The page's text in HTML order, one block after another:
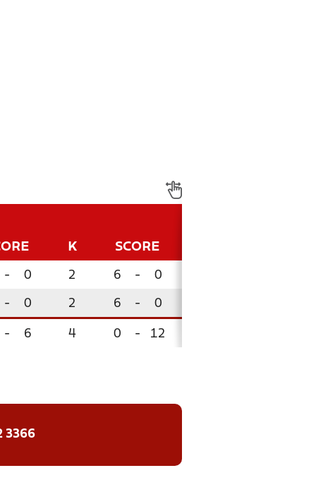
K SCORE
- 0 2 6 - 0
- 0 2 6 - 0
- 6 4 0 - 12
3366